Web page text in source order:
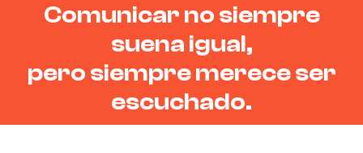
Comunicar no siempre
suena igual,
pero siempre merece ser
escuchado.